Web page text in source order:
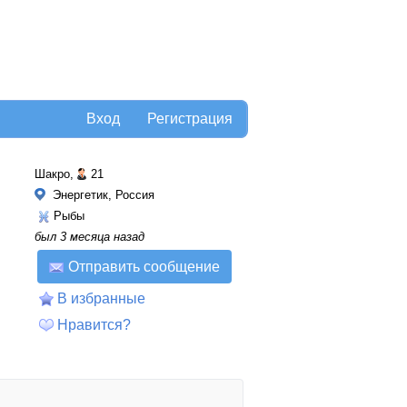
Регистрация
Вход
Шакро,
21
Энергетик, Россия
Рыбы
был 3 месяца назад
Отправить сообщение
В избранные
Нравится?